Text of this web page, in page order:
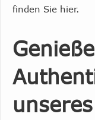
finden Sie hier.
unseres